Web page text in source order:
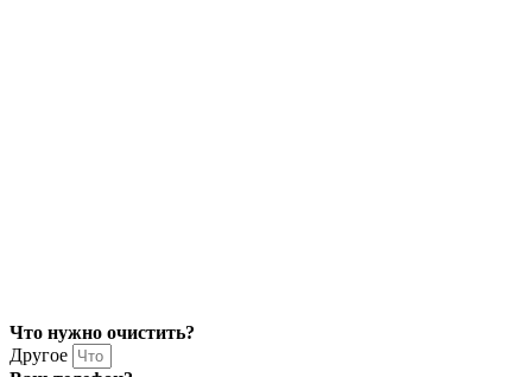
Что нужно очистить?
Другое